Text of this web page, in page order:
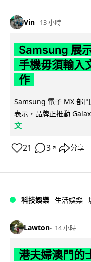
Vin 13 小時
Samsung 展
手機毋須輸入
作
Samsung 電子 MX 部
表示，品牌正推動
文
21 3 ↗ 分享
科技娛樂 生活娛樂
Lawton 14 小時
港夫婦澳門的